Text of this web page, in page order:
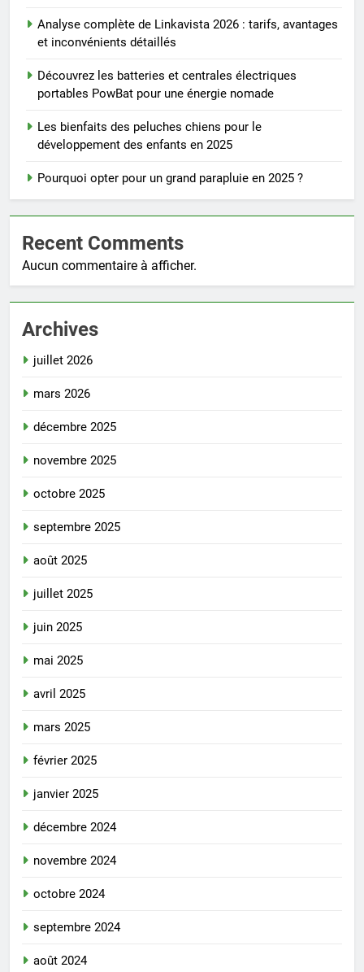
Analyse complète de Linkavista 2026 : tarifs, avantages
et inconvénients détaillés
Découvrez les batteries et centrales électriques
portables PowBat pour une énergie nomade
Les bienfaits des peluches chiens pour le
développement des enfants en 2025
Pourquoi opter pour un grand parapluie en 2025 ?
Recent Comments
Aucun commentaire à afficher.
Archives
juillet 2026
mars 2026
décembre 2025
novembre 2025
octobre 2025
septembre 2025
août 2025
juillet 2025
juin 2025
mai 2025
avril 2025
mars 2025
février 2025
janvier 2025
décembre 2024
novembre 2024
octobre 2024
septembre 2024
août 2024